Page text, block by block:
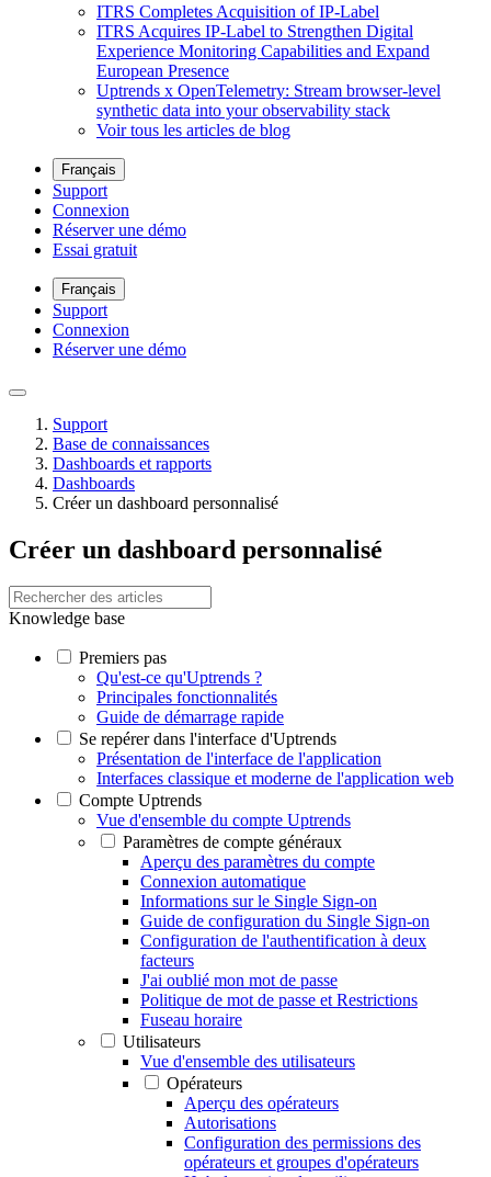
ITRS Completes Acquisition of IP-Label
ITRS Acquires IP-Label to Strengthen Digital
Experience Monitoring Capabilities and Expand
European Presence
Uptrends x OpenTelemetry: Stream browser-level
synthetic data into your observability stack
Voir tous les articles de blog
Français
Support
Connexion
Réserver une démo
Essai gratuit
Français
Support
Connexion
Réserver une démo
Support
Base de connaissances
Dashboards et rapports
Dashboards
Créer un dashboard personnalisé
Créer un dashboard personnalisé
Knowledge base
Premiers pas
Qu'est-ce qu'Uptrends ?
Principales fonctionnalités
Guide de démarrage rapide
Se repérer dans l'interface d'Uptrends
Présentation de l'interface de l'application
Interfaces classique et moderne de l'application web
Compte Uptrends
Vue d'ensemble du compte Uptrends
Paramètres de compte généraux
Aperçu des paramètres du compte
Connexion automatique
Informations sur le Single Sign-on
Guide de configuration du Single Sign-on
Configuration de l'authentification à deux
facteurs
J'ai oublié mon mot de passe
Politique de mot de passe et Restrictions
Fuseau horaire
Utilisateurs
Vue d'ensemble des utilisateurs
Opérateurs
Aperçu des opérateurs
Autorisations
Configuration des permissions des
opérateurs et groupes d'opérateurs